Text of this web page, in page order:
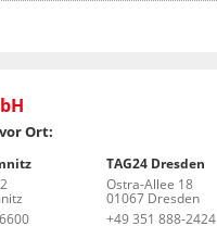
Ort:
TAG24 Dresden
Ostra-Allee 18
01067 Dresden
+49 351 888-2424